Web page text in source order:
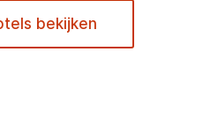
bekijken